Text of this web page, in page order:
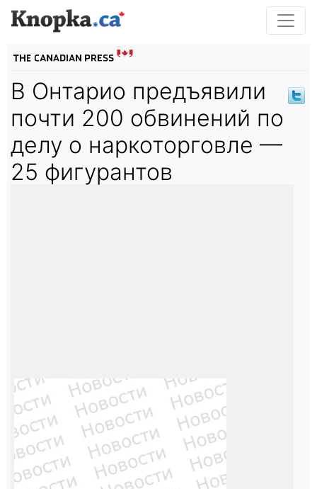
В Онтарио предъявили
почти 200 обвинений по
делу о наркоторговле —
25 фигурантов